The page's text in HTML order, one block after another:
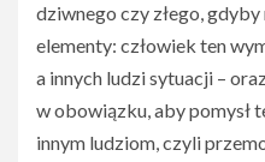
dziwnego czy złego,
elementy: człowiek ten
a innych ludzi sytuacji –
w obowiązku, aby pomysł
innym ludziom, czyli